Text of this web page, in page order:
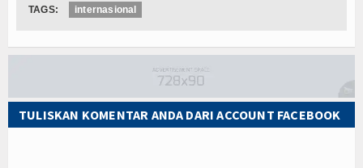
TAGS:
internasional
TULISKAN KOMENTAR ANDA DARI ACCOUNT FACEBOOK